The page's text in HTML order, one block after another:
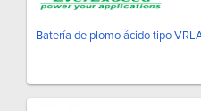
Batería de plomo ácido tipo